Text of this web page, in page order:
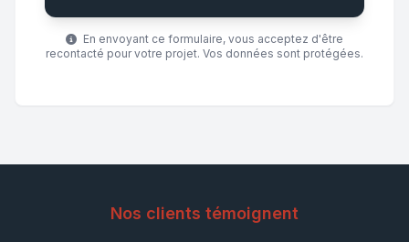
En envoyant ce formulaire, vous acceptez d'être
recontacté pour votre projet. Vos données sont protégées.
Nos clients témoignent